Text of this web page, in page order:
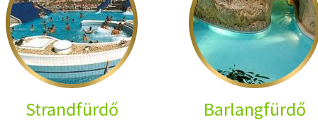
Strandfürdő Barlangfürdő